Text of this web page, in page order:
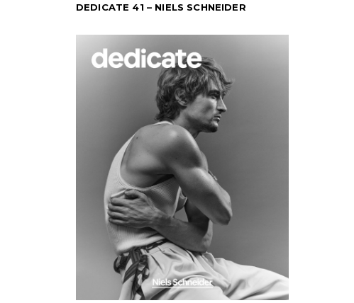
DEDICATE 41 – NIELS SCHNEIDER